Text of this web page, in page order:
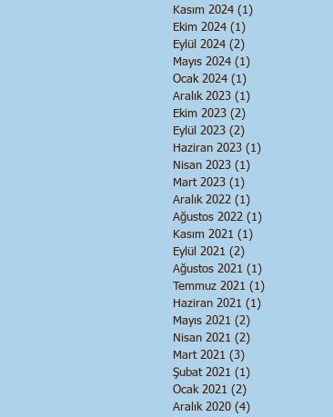
Kasım 2024 (1)
Ekim 2024 (1)
Eylül 2024 (2)
Mayıs 2024 (1)
Ocak 2024 (1)
Aralık 2023 (1)
Ekim 2023 (2)
Eylül 2023 (2)
Haziran 2023 (1)
Nisan 2023 (1)
Mart 2023 (1)
Aralık 2022 (1)
Ağustos 2022 (1)
Kasım 2021 (1)
Eylül 2021 (2)
Ağustos 2021 (1)
Temmuz 2021 (1)
Haziran 2021 (1)
Mayıs 2021 (2)
Nisan 2021 (2)
Mart 2021 (3)
Şubat 2021 (1)
Ocak 2021 (2)
Aralık 2020 (4)